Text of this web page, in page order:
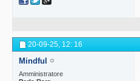
20-09-25, 12: 16
Mindful
Amministratore